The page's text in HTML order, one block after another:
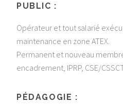
PUBLIC :
Opérateur et tout salarié
maintenance en zone ATEX.
Permanent et nouveau
encadrement, IPRP, CSE/
PÉDAGOGIE :